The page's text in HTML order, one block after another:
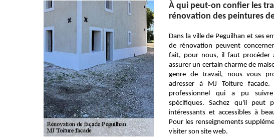
À qui peut-on confier les
rénovation des peintures
Dans la ville de Peguilhan et ses
de rénovation peuvent
fait, pour nous, il faut procéder
assurer un certain charme de
genre de travail, nous vous
adresser à MJ Toiture
professionnel qui a pu
spécifiques. Sachez qu'il peut
intéressants et accessibles à
Pour les renseignements
visiter son site web.